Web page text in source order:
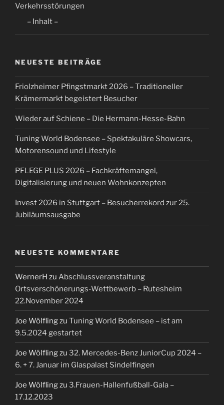
Verkehrsstörungen
– Inhalt –
NEUESTE BEITRÄGE
Friolzheimer Pfingstmarkt 2026 – Traditioneller
Krämermarkt begeistert Besucher
Wieder auf Schiene – Die Hermann-Hesse-Bahn
Tuning World Bodensee – Spektakuläre Showcars,
Motorensound und Lifestyle
PFLEGE PLUS 2026 – Fachkräftemangel,
Digitalisierung und neuen Wohnkonzepten
Invest 2026 in Stuttgart – Besucherrekord zur 25.
Jubiläumsausgabe
NEUESTE KOMMENTARE
WernerH zu Abschlussveranstaltung
Ortsverschönerungs-Wettbewerb – Rutesheim
22.November 2024
Joe Wölflingzu Tuning World Bodensee – ist am
9.5.2024 gestartet
Joe Wölflingzu 32. Mercedes-Benz JuniorCup 2024 –
6. + 7. Januar im Glaspalast Sindelfingen
Joe Wölflingzu 3.Frauen-Hallenfußball-Gala –
17.12.2023